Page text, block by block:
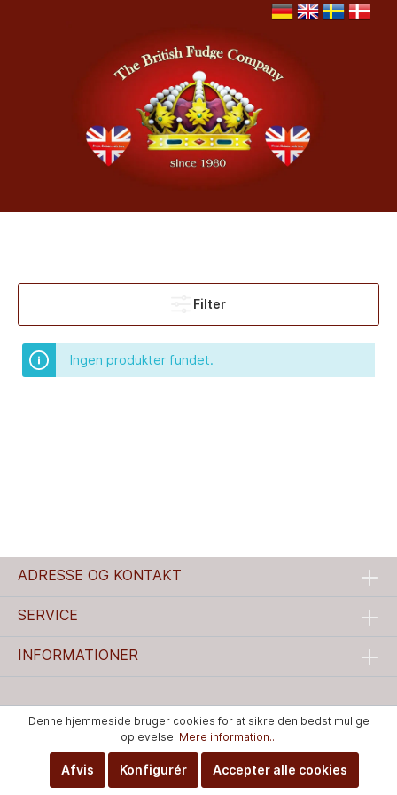
Filter
Ingen produkter fundet.
ADRESSE OG KONTAKT
SERVICE
INFORMATIONER
Denne hjemmeside bruger cookies for at sikre den bedst mulige
oplevelse. Mere information...
Afvis Konfigurér Accepter alle cookies